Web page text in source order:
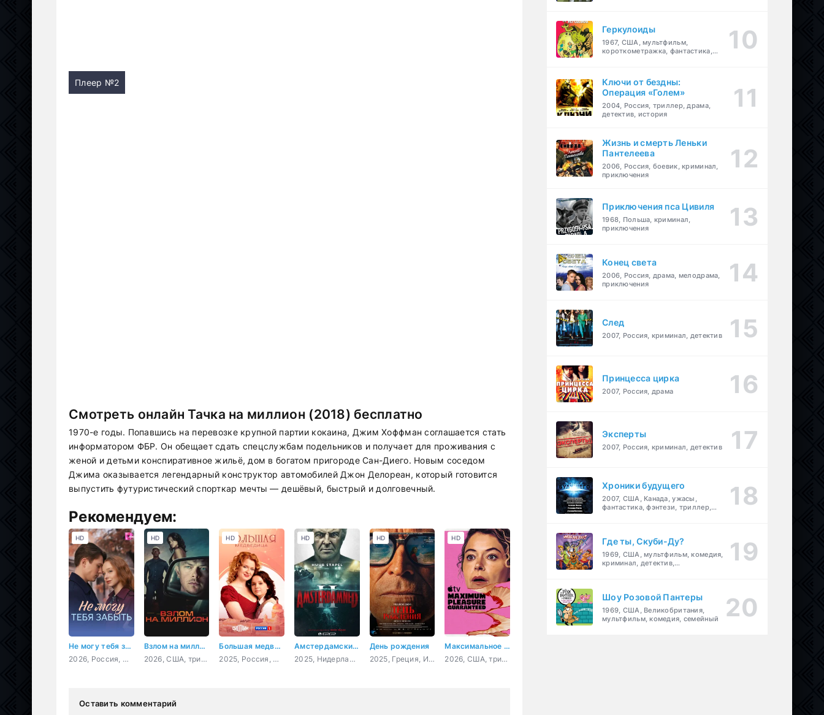
Плеер №2
Смотреть онлайн Тачка на миллион (2018) бесплатно
1970-е годы. Попавшись на перевозке крупной партии кокаина, Джим Хоффман соглашается стать
информатором ФБР. Он обещает сдать спецслужбам подельников и получает для проживания с
женой и детьми конспиративное жильё, дом в богатом пригороде Сан-Диего. Новым соседом
Джима оказывается легендарный конструктор автомобилей Джон Делореан, который готовится
выпустить футуристический спорткар мечты — дешёвый, быстрый и долговечный.
Рекомендуем:
Не могу тебя забыть
2026, Россия, мелодрама
HD
Взлом на миллион
2026, США, триллер
HD
Большая медведица
2025, Россия, мелодрама
HD
Амстердамский кошмар 2
2025, Нидерланды, ужасы, боевик, триллер
HD
День рождения
2025, Греция, Испания, Великобритания, Нидерланды, драма
HD
Максимальное удовольствие гарантировано
2026, США, триллер, комедия, детектив
HD
Оставить комментарий
Геркулоиды
1967, США, мультфильм,
короткометражка, фантастика,
Ключи от бездны:
Операция «Голем»
2004, Россия, триллер, драма,
детектив, история
Жизнь и смерть Леньки
Пантелеева
2006, Россия, боевик, криминал,
приключения
Приключения пса Цивиля
1968, Польша, криминал,
приключения
Конец света
2006, Россия, драма, мелодрама,
приключения
След
2007, Россия, криминал, детектив
Принцесса цирка
2007, Россия, драма
Эксперты
2007, Россия, криминал, детектив
Хроники будущего
2007, США, Канада, ужасы,
фантастика, фэнтези, триллер,
Где ты, Скуби-Ду?
1969, США, мультфильм, комедия,
криминал, детектив,
Шоу Розовой Пантеры
1969, США, Великобритания,
мультфильм, комедия, семейный